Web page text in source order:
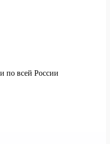
по всей России